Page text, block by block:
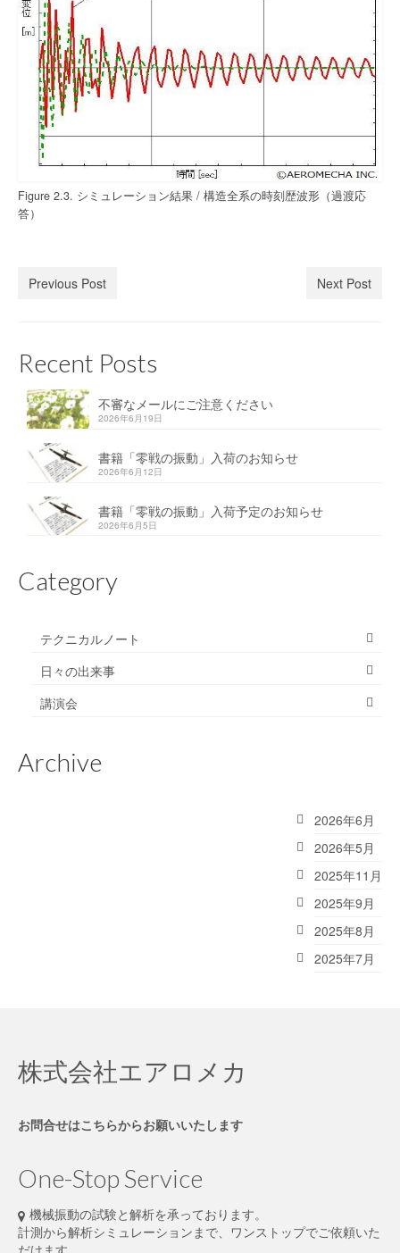
Figure 2.3. シミュレーション結果 / 構造全系の時刻歴波形（過渡応
答）
Previous Post Next Post
Recent Posts
不審なメールにご注意ください
2026年6月19日
書籍「零戦の振動」入荷のお知らせ
2026年6月12日
書籍「零戦の振動」入荷予定のお知らせ
2026年6月5日
Category
テクニカルノート
日々の出来事
講演会
Archive
2026年6月
2026年5月
2025年11月
2025年9月
2025年8月
2025年7月
株式会社エアロメカ
お問合せはこちらからお願いいたします
One-Stop Service
機械振動の試験と解析を承っております。
計測から解析シミュレーションまで、ワンストップでご依頼いた